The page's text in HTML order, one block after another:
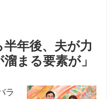
年後、夫が力
まる要素が」
ラ